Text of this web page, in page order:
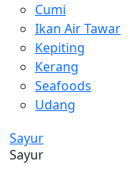
Cumi
Ikan Air Tawar
Kepiting
Kerang
Seafoods
Udang
Sayur
Sayur